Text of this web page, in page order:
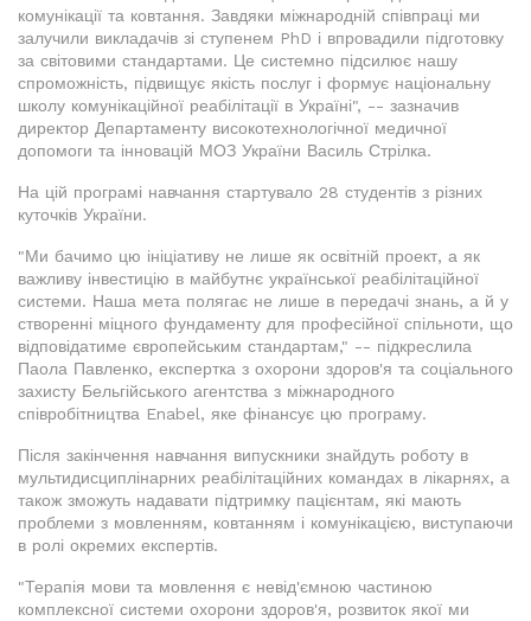
комунікації та ковтання. Завдяки міжнародній співпраці ми
залучили викладачів зі ступенем PhD і впровадили підготовку
за світовими стандартами. Це системно підсилює нашу
спроможність, підвищує якість послуг і формує національну
школу комунікаційної реабілітації в Україні", -- зазначив
директор Департаменту високотехнологічної медичної
допомоги та інновацій МОЗ України Василь Стрілка.
На цій програмі навчання стартувало 28 студентів з різних
куточків України.
"Ми бачимо цю ініціативу не лише як освітній проект, а як
важливу інвестицію в майбутнє української реабілітаційної
системи. Наша мета полягає не лише в передачі знань, а й у
створенні міцного фундаменту для професійної спільноти, що
відповідатиме європейським стандартам," -- підкреслила
Паола Павленко, експертка з охорони здоров'я та соціального
захисту Бельгійського агентства з міжнародного
співробітництва Enabel, яке фінансує цю програму.
Після закінчення навчання випускники знайдуть роботу в
мультидисциплінарних реабілітаційних командах в лікарнях, а
також зможуть надавати підтримку пацієнтам, які мають
проблеми з мовленням, ковтанням і комунікацією, виступаючи
в ролі окремих експертів.
"Терапія мови та мовлення є невід'ємною частиною
комплексної системи охорони здоров'я, розвиток якої ми